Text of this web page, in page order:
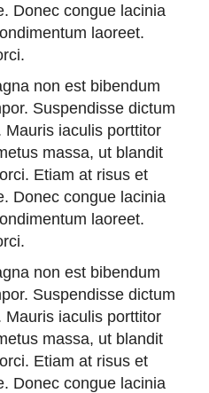
Donec congue lacinia
laoreet.
non est bibendum
Suspendisse dictum
iaculis porttitor
massa, ut blandit
Etiam at risus et
Donec congue lacinia
laoreet.
non est bibendum
Suspendisse dictum
iaculis porttitor
massa, ut blandit
Etiam at risus et
Donec congue lacinia